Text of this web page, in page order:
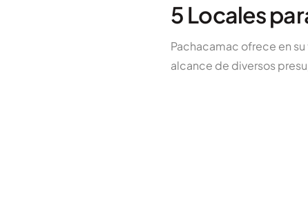
5 Locales
Pachacamac ofrece en
alcance de diversos